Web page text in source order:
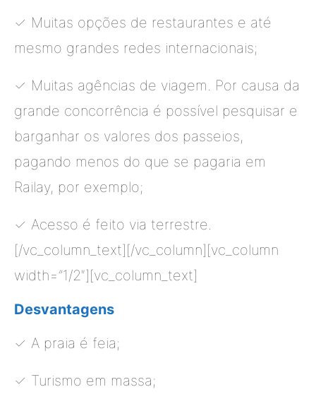
✓ Muitas opções de restaurantes e até
mesmo grandes redes internacionais;
✓ Muitas agências de viagem. Por causa da
grande concorrência é possível pesquisar e
barganhar os valores dos passeios,
pagando menos do que se pagaria em
Railay, por exemplo;
✓ Acesso é feito via terrestre.
[/vc_column_text][/vc_column][vc_column
width=”1/2″][vc_column_text]
Desvantagens
✓ A praia é feia;
✓ Turismo em massa;